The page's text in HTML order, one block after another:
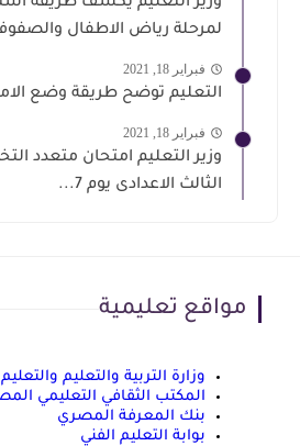
لمرحلة رياض الاطفال
فبراير 18, 2021
التعليم توضح طريقة وضع
فبراير 18, 2021
وزير التعليم امتحان متعدد
الثالث الاعدادى يوم 7...
مواقع تعليمية
وزارة التربية والتعليم
المكتب الثقافي التعليمي
بنك المعرفة المصري
بوابة التعليم الفني